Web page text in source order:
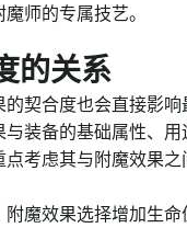
师的专属技艺。
的关系
契合度也会直接影
装备的基础属性、
考虑其与附魔效果之
魔效果选择增加生